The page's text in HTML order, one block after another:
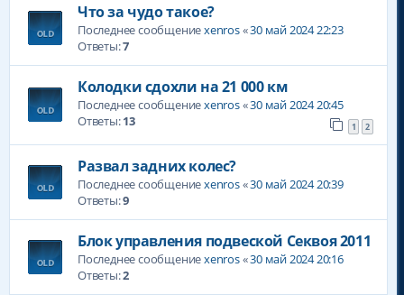
Что за чудо такое?
Последнее сообщениеxenros«30 май 2024 22:23
Ответы:7
Колодки сдохли на 21 000 км
Последнее сообщениеxenros«30 май 2024 20:45
Ответы:13 1 2
Развал задних колес?
Последнее сообщениеxenros«30 май 2024 20:39
Ответы:9
Блок управления подвеской Секвоя 2011
Последнее сообщениеxenros«30 май 2024 20:16
Ответы:2